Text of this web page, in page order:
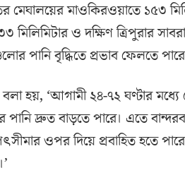
মেঘালয়ের মাওকিরওয়াতে ১৫৩
মিলিমিটার ও দক্ষিণ ত্রিপুরার
পানি বৃদ্ধিতে প্রভাব ফেলতে
বলা হয়, ‘আগামী ২৪-৭২ ঘণ্টার
পানি দ্রুত বাড়তে পারে। এতে
ওপর দিয়ে প্রবাহিত হতে